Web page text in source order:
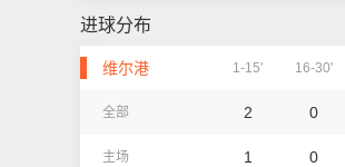
进球分布
维尔港 1-15' 16-30'
全部 2 0
主场 1 0